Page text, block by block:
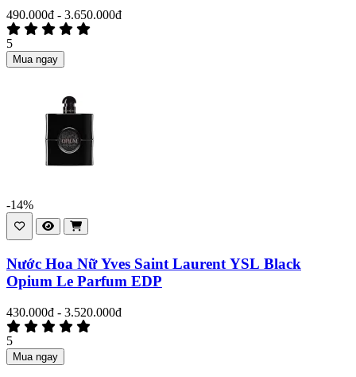
490.000đ - 3.650.000đ
5
Mua ngay
-14%
Nước Hoa Nữ Yves Saint Laurent YSL Black
Opium Le Parfum EDP
430.000đ - 3.520.000đ
5
Mua ngay